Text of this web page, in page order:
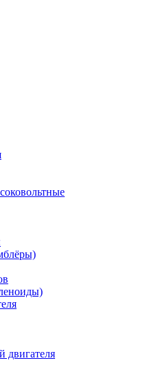
двигателя